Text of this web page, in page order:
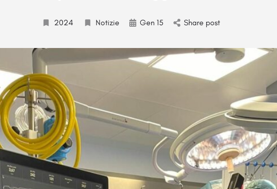
2024 Notizie Gen 15 Share post